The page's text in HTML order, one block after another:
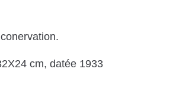
cm, datée 1933